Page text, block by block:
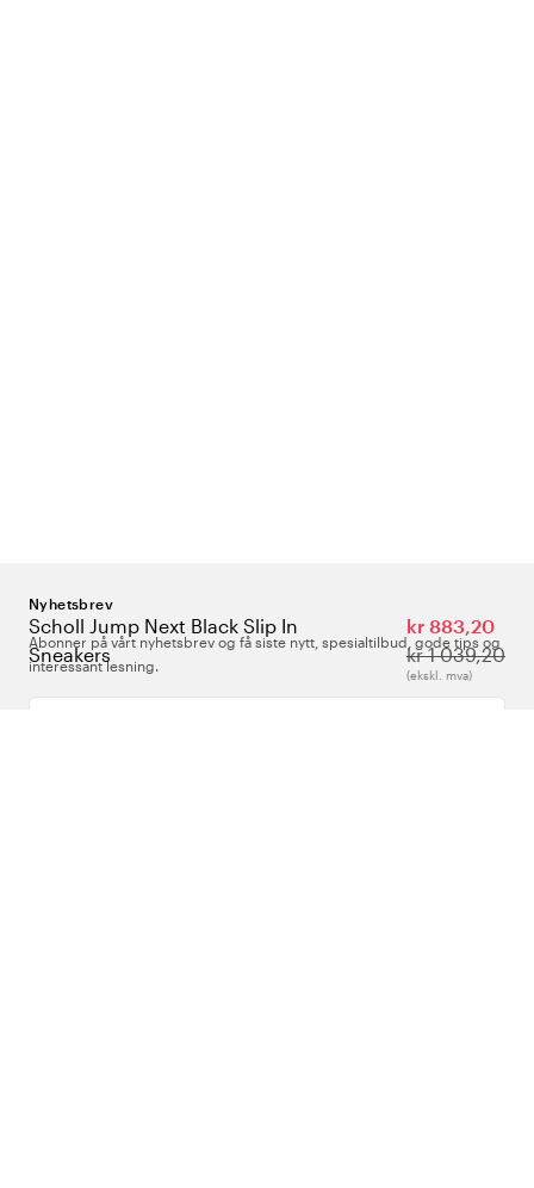
Scholl Jump Next Black Slip In
Sneakers
kr 883,20
kr 1 039,20
(ekskl. mva)
Nyhetsbrev
Abonner på vårt nyhetsbrev og få siste nytt, spesialtilbud, gode tips og
interessant lesning.
Skriv inn din e-postadresse